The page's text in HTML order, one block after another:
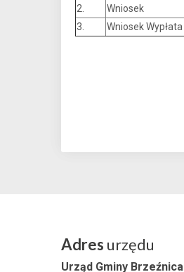
2.
Wniosek
3.
Wniosek Wypłata
Adres urzędu
Urząd Gminy Brzeźnica